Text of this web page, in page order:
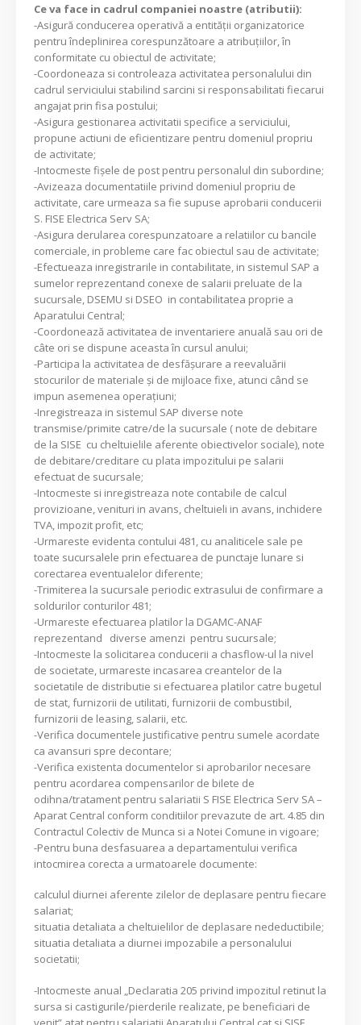
Ce va face in cadrul companiei noastre (atributii):
-Asigură conducerea operativă a entităţii organizatorice
pentru îndeplinirea corespunzătoare a atribuţiilor, în
conformitate cu obiectul de activitate;
-Coordoneaza si controleaza activitatea personalului din
cadrul serviciului stabilind sarcini si responsabilitati fiecarui
angajat prin fisa postului;
-Asigura gestionarea activitatii specifice a serviciului,
propune actiuni de eficientizare pentru domeniul propriu
de activitate;
-Intocmeste fişele de post pentru personalul din subordine;
-Avizeaza documentatiile privind domeniul propriu de
activitate, care urmeaza sa fie supuse aprobarii conducerii
S. FISE Electrica Serv SA;
-Asigura derularea corespunzatoare a relatiilor cu bancile
comerciale, in probleme care fac obiectul sau de activitate;
-Efectueaza inregistrarile in contabilitate, in sistemul SAP a
sumelor reprezentand conexe de salarii preluate de la
sucursale, DSEMU si DSEO in contabilitatea proprie a
Aparatului Central;
-Coordonează activitatea de inventariere anuală sau ori de
câte ori se dispune aceasta în cursul anului;
-Participa la activitatea de desfăşurare a reevaluării
stocurilor de materiale şi de mijloace fixe, atunci când se
impun asemenea operaţiuni;
-Inregistreaza in sistemul SAP diverse note
transmise/primite catre/de la sucursale ( note de debitare
de la SISE cu cheltuielile aferente obiectivelor sociale), note
de debitare/creditare cu plata impozitului pe salarii
efectuat de sucursale;
-Intocmeste si inregistreaza note contabile de calcul
provizioane, venituri in avans, cheltuieli in avans, inchidere
TVA, impozit profit, etc;
-Urmareste evidenta contului 481, cu analiticele sale pe
toate sucursalele prin efectuarea de punctaje lunare si
corectarea eventualelor diferente;
-Trimiterea la sucursale periodic extrasului de confirmare a
soldurilor conturilor 481;
-Urmareste efectuarea platilor la DGAMC-ANAF
reprezentand diverse amenzi pentru sucursale;
-Intocmeste la solicitarea conducerii a chasflow-ul la nivel
de societate, urmareste incasarea creantelor de la
societatile de distributie si efectuarea platilor catre bugetul
de stat, furnizorii de utilitati, furnizorii de combustibil,
furnizorii de leasing, salarii, etc.
-Verifica documentele justificative pentru sumele acordate
ca avansuri spre decontare;
-Verifica existenta documentelor si aprobarilor necesare
pentru acordarea compensarilor de bilete de
odihna/tratament pentru salariatii S FISE Electrica Serv SA –
Aparat Central conform conditiilor prevazute de art. 4.85 din
Contractul Colectiv de Munca si a Notei Comune in vigoare;
-Pentru buna desfasuarea a departamentului verifica
intocmirea corecta a urmatoarele documente:
calculul diurnei aferente zilelor de deplasare pentru fiecare
salariat;
situatia detaliata a cheltuielilor de deplasare nedeductibile;
situatia detaliata a diurnei impozabile a personalului
societatii;
-Intocmeste anual „Declaratia 205 privind impozitul retinut la
sursa si castigurile/pierderile realizate, pe beneficiari de